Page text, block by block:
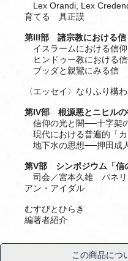
Lex Orandi, Lex
育てる 具正謨
第III部 諸宗教における信
イスラームにおける信
ヒンドゥー教における
ブッダと親鸞にみる信
〈エッセイ〉なりふり
第IV部 根源悪とニヒルの
信仰の光と闇──十字架
現代における普遍的「
地下水の思想──押田成
第V部 シンポジウム「信
司会／宮本久雄 パネリ
アン・アイダル
むすびとひらき
編著者紹介
この商品につ